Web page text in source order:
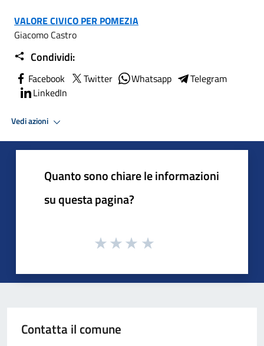
VALORE CIVICO PER POMEZIA
Giacomo Castro
Condividi:
Facebook Twitter Whatsapp
Telegram
LinkedIn
Vedi azioni
Quanto sono chiare le informazioni
su questa pagina?
Contatta il comune